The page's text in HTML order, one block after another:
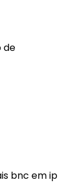
de
bnc em ip